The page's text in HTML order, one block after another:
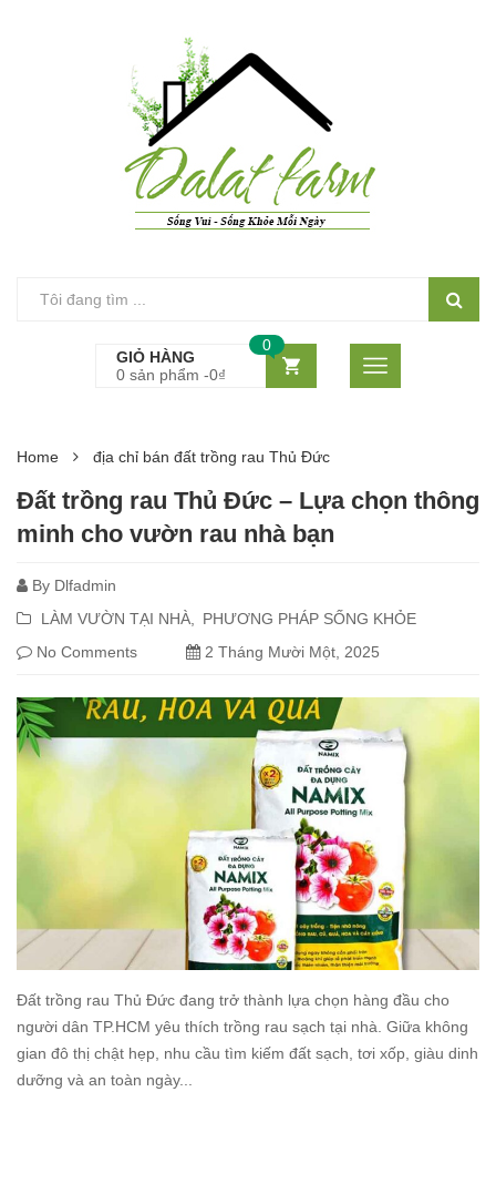
GIỎ HÀNG
0 sản phẩm -0₫
0
Home địa chỉ bán đất trồng rau Thủ Đức
Đất trồng rau Thủ Đức – Lựa chọn thông
minh cho vườn rau nhà bạn
By Dlfadmin
LÀM VƯỜN TẠI NHÀ
PHƯƠNG PHÁP SỐNG KHỎE
No Comments
2 Tháng Mười Một, 2025
Đất trồng rau Thủ Đức đang trở thành lựa chọn hàng đầu cho
người dân TP.HCM yêu thích trồng rau sạch tại nhà. Giữa không
gian đô thị chật hẹp, nhu cầu tìm kiếm đất sạch, tơi xốp, giàu dinh
dưỡng và an toàn ngày...